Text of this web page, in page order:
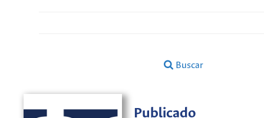
Buscar
Publicado